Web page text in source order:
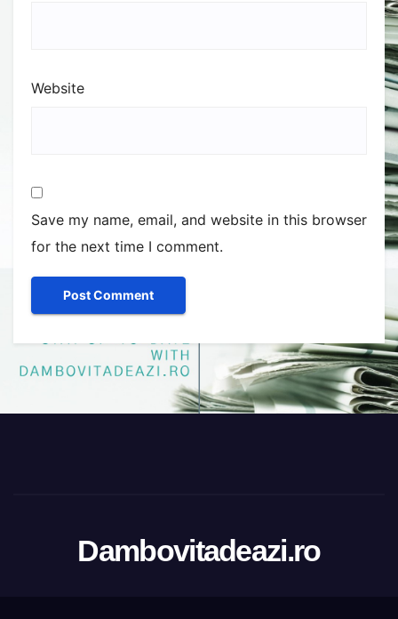
Website
Save my name, email, and website in this browser
for the next time I comment.
Dambovitadeazi.ro